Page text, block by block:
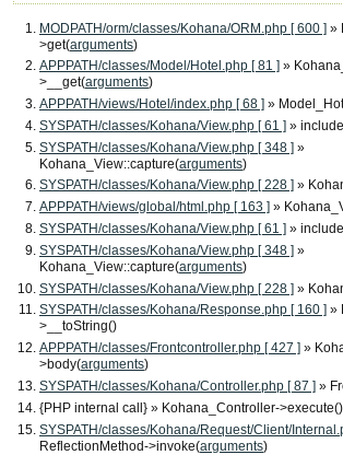
MODPATH/orm/classes/Kohana/ORM.php [ 600 ] »
>get(arguments)
APPPATH/classes/Model/Hotel.php [ 81 ] »
>__get(arguments)
APPPATH/views/Hotel/index.php [ 68 ] »
SYSPATH/classes/Kohana/View.php [ 61 ] »
SYSPATH/classes/Kohana/View.php [ 348 ] »
Kohana_View::capture(arguments)
SYSPATH/classes/Kohana/View.php [ 228 ] »
APPPATH/views/global/html.php [ 163 ] »
SYSPATH/classes/Kohana/View.php [ 61 ] »
SYSPATH/classes/Kohana/View.php [ 348 ] »
Kohana_View::capture(arguments)
SYSPATH/classes/Kohana/View.php [ 228 ] »
SYSPATH/classes/Kohana/Response.php [ 160 ] »
>__toString()
APPPATH/classes/Frontcontroller.php [ 427 ] »
>body(arguments)
SYSPATH/classes/Kohana/Controller.php [ 87 ] »
{PHP internal call} » Kohana_Controller->execute()
SYSPATH/classes/Kohana/Request/Client/
ReflectionMethod->invoke(arguments)